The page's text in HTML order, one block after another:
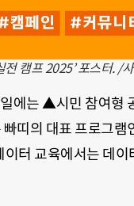
전 캠프 2025’ 포스터. /
에는 ▲시민 참여형
띠의 대표 프로그램
터 교육에서는 데